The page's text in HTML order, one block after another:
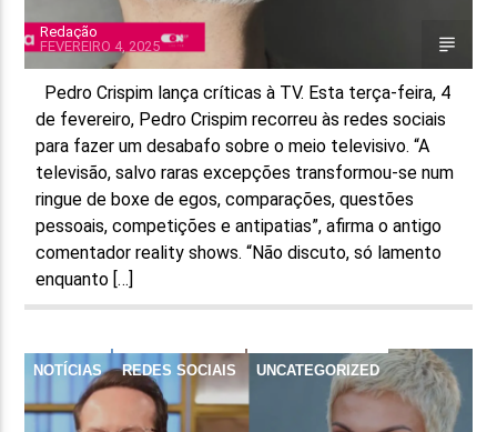
Redação
FEVEREIRO 4, 2025
Pedro Crispim lança críticas à TV. Esta terça-feira, 4
de fevereiro, Pedro Crispim recorreu às redes sociais
para fazer um desabafo sobre o meio televisivo. “A
televisão, salvo raras excepções transformou-se num
ringue de boxe de egos, comparações, questões
pessoais, competições e antipatias”, afirma o antigo
comentador reality shows. “Não discuto, só lamento
enquanto […]
NOTÍCIAS REDES SOCIAIS UNCATEGORIZED